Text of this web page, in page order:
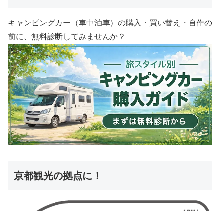
キャンピングカー（車中泊車）の購入・買い替え・自作の
前に、無料診断してみませんか？
京都観光の拠点に！